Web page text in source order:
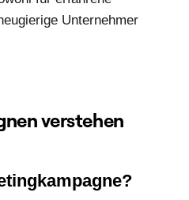
Unternehmer
verstehen